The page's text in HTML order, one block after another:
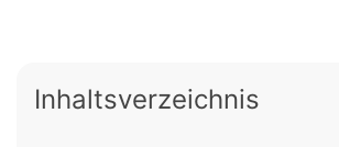
Inhaltsverzeichnis